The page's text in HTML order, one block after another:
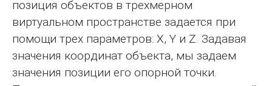
позиция объектов в трехмерном
виртуальном пространстве задается при
помощи трех параметров: X, Y и Z. Задавая
значения координат объекта, мы задаем
значения позиции его опорной точки.